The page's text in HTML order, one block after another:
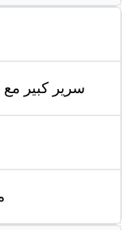
سرير كبير مع
من